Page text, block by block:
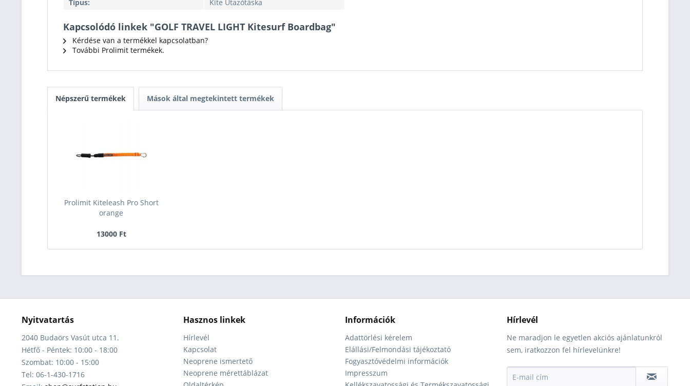
Típus:
Kite Utazótáska
Kapcsolódó linkek "GOLF TRAVEL LIGHT Kitesurf Boardbag"
Kérdése van a termékkel kapcsolatban?
További Prolimit termékek.
Népszerű termékek Mások által megtekintett termékek
Prolimit Kiteleash Pro Short
orange
13000 Ft
Nyitvatartás
2040 Budaörs Vasút utca 11.
Hétfő - Péntek: 10:00 - 18:00
Szombat: 10:00 - 15:00
Tel: 06-1-430-1716
Hasznos linkek
Hírlevél
Kapcsolat
Neoprene ismertető
Neoprene mérettáblázat
Információk
Adattörlési kérelem
Elállási/Felmondási tájékoztató
Fogyasztóvédelmi információk
Impresszum
Hírlevél
Ne maradjon le egyetlen akciós ajánlatunkról
sem, iratkozzon fel hírlevelünkre!